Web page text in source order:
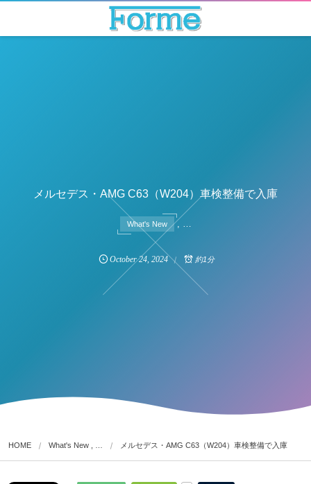
メルセデス・AMG C63（W204）車検整備で入庫
What's New , …
October 24,2024 約1分
HOME What's New , … メルセデス・AMG C63（W204）車検整備で入庫